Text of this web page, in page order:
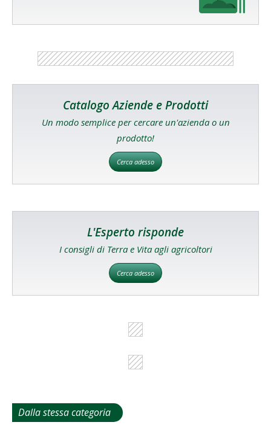
Catalogo Aziende e Prodotti
Un modo semplice per cercare un'azienda o un
prodotto!
Cerca adesso
L'Esperto risponde
I consigli di Terra e Vita agli agricoltori
Cerca adesso
Dalla stessa categoria